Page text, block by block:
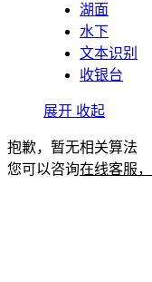
湖面
水下
文本识别
收银台
展开 收起
抱歉，暂无相关算法
您可以咨询在线客服，